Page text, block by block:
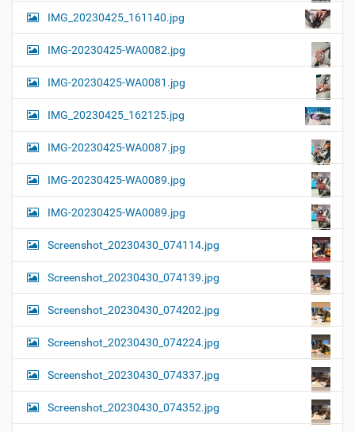
IMG_20230425_161140.jpg
IMG-20230425-WA0082.jpg
IMG-20230425-WA0081.jpg
IMG_20230425_162125.jpg
IMG-20230425-WA0087.jpg
IMG-20230425-WA0089.jpg
IMG-20230425-WA0089.jpg
Screenshot_20230430_074114.jpg
Screenshot_20230430_074139.jpg
Screenshot_20230430_074202.jpg
Screenshot_20230430_074224.jpg
Screenshot_20230430_074337.jpg
Screenshot_20230430_074352.jpg